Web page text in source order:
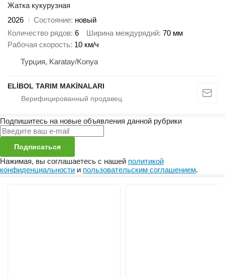
Жатка кукурузная
2026
Состояние новый
Количество рядов 6 Ширина междурядий 70 мм
Рабочая скорость 10 км/ч
Турция, Karatay/Konya
ELİBOL TARIM MAKİNALARI
Подпишитесь на новые объявления данной рубрики
Подписаться
Нажимая, вы соглашаетесь с нашей политикой
конфиденциальности и пользовательским соглашением.